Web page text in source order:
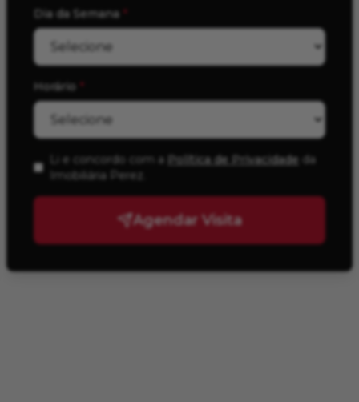
Dia da Semana *
Horário *
Li e concordo com a Política de Privacidade da
Imobiliária Perez
Agendar Visita